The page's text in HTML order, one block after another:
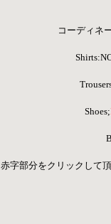
コーディネ
Shoes;
赤字部分をクリックして